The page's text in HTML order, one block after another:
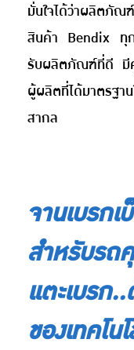
มั่นใจได้ว่าผลิตภัณ
สินค้า Bendix ทุ
รับผลิตภัณฑ์ที่ดี มี
ผู้ผลิตที่ได้มาตรฐา
สากล
จานเบรก
สำหรับรถ
แตะเบรก
ของเทคโ